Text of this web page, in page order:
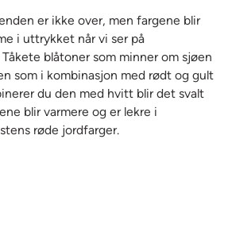
er ikke over, men fargene blir
i uttrykket når vi ser på
blåtoner som minner om sjøen
som i kombinasjon med rødt og gult
du den med hvitt blir det svalt
blir varmere og er lekre i
røde jordfarger.